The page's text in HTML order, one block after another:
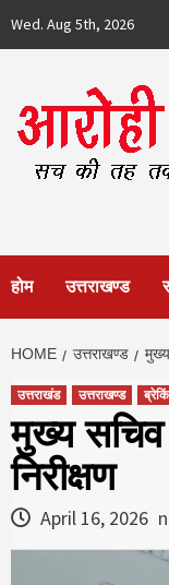
Wed. Aug 5th, 2026
होम उत्तराखण्ड
HOME उत्तराखण्ड
उत्तराखंड उत्तराखण्ड
मुख्य सचिव
निरीक्षण
April 16, 2026